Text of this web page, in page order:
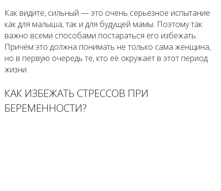
Как видите, сильный — это очень серьёзное испытание
как для малыша, так и для будущей мамы. Поэтому так
важно всеми способами постараться его избежать.
Причём это должна понимать не только сама женщина,
но в первую очередь те, кто её окружает в этот период
жизни.
КАК ИЗБЕЖАТЬ СТРЕССОВ ПРИ
БЕРЕМЕННОСТИ?